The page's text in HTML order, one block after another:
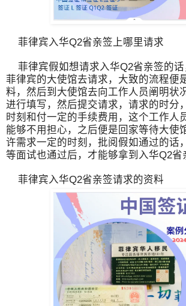
菲律宾入华Q2省亲签上哪里请求
菲律宾假如想请求入华Q2省亲签的话
菲律宾的大使馆去请求，大致的流程便
料，然后到大使馆去向工作人员阐明状
进行填写，然后提交请求，请求的时分
时刻和付一定的手续费用，这个工作人
能够不用担心，之后便是回家等待大使
许需求一定的时刻，批阅假如通过的话
等面试也通过后，才能够拿到入华Q2省
菲律宾入华Q2省亲签请求的资料